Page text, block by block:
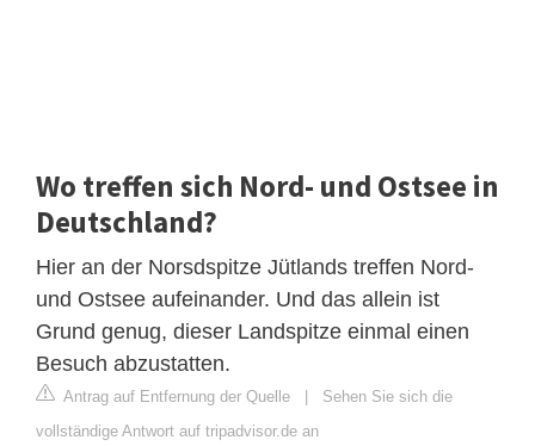
Wo treffen sich Nord- und Ostsee in
Deutschland?
Hier an der Norsdspitze Jütlands treffen Nord-
und Ostsee aufeinander. Und das allein ist
Grund genug, dieser Landspitze einmal einen
Besuch abzustatten.
Antrag auf Entfernung der Quelle | Sehen Sie sich die
vollständige Antwort auf tripadvisor.de an